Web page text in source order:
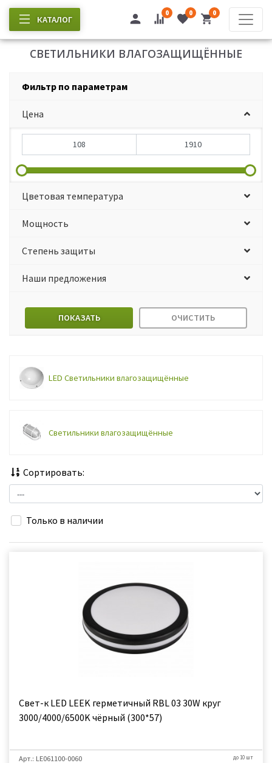
КАТАЛОГ
0 0 0
СВЕТИЛЬНИКИ ВЛАГОЗАЩИЩЁННЫЕ
Фильтр по параметрам
Цена
Цветовая температура
Мощность
Степень защиты
Наши предложения
ПОКАЗАТЬ ОЧИСТИТЬ
LED Светильники влагозащищённые
Светильники влагозащищённые
Сортировать:
Только в наличии
Свет-к LED LEEK герметичный RBL 03 30W круг
3000/4000/6500K чёрный (300*57)
Арт.: LE061100-0060 до 10 шт